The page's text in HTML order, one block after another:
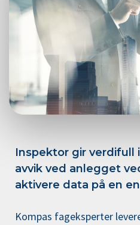
Inspektor gir verdifull
avvik ved anlegget
aktivere data på en
Kompas fageksperter